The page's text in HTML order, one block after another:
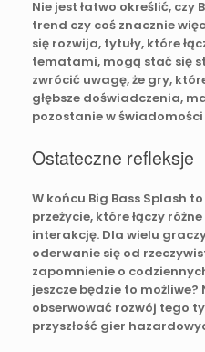
Nie jest łatwo określić, czy
trend czy coś znacznie
się rozwija, tytuły, które
tematami, mogą stać się
zwrócić uwagę, że gry,
głębsze doświadczenia,
pozostanie w świadomości
Ostateczne refleksje
W końcu Big Bass Splash
przeżycie, które łączy
interakcję. Dla wielu
oderwanie się od
zapomnienie o
jeszcze będzie to
obserwować rozwój tego
przyszłość gier